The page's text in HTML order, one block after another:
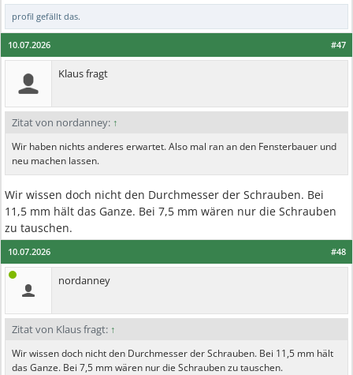
profil gefällt das.
#47
10.07.2026
Klaus fragt
Zitat von nordanney: ↑
Wir haben nichts anderes erwartet. Also mal ran an den Fensterbauer und
neu machen lassen.
Wir wissen doch nicht den Durchmesser der Schrauben. Bei
11,5 mm hält das Ganze. Bei 7,5 mm wären nur die Schrauben
zu tauschen.
#48
10.07.2026
nordanney
Zitat von Klaus fragt: ↑
Wir wissen doch nicht den Durchmesser der Schrauben. Bei 11,5 mm hält
das Ganze. Bei 7,5 mm wären nur die Schrauben zu tauschen.